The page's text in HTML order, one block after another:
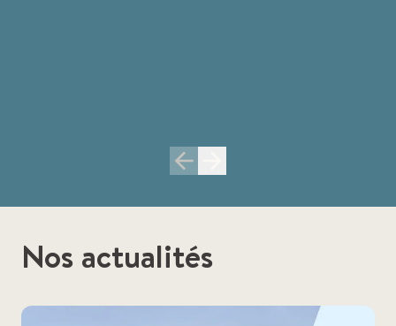
Nos actualités